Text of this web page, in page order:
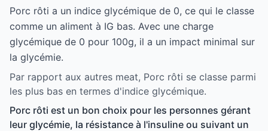
Porc rôti a un indice glycémique de 0, ce qui le classe
comme un aliment à IG bas. Avec une charge
glycémique de 0 pour 100g, il a un impact minimal sur
la glycémie.
Par rapport aux autres meat, Porc rôti se classe parmi
les plus bas en termes d'indice glycémique.
Porc rôti est un bon choix pour les personnes gérant
leur glycémie, la résistance à l'insuline ou suivant un